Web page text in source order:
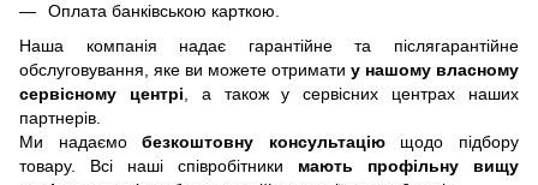
Оплата банківською карткою.
Наша компанія надає гарантійне та післягарантійне
обслуговування, яке ви можете отримати у нашому власному
сервісному центрі , а також у сервісних центрах наших
партнерів.
Ми надаємобезкоштовну консультаціющодо підбору
товару. Всі наші співробітники мають профільну вищу